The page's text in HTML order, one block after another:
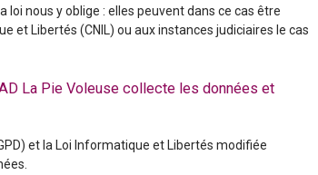
nous y oblige : elles peuvent dans ce cas être
et Libertés (CNIL) ou aux instances judiciaires le cas
La Pie Voleuse collecte les données et
et la Loi Informatique et Libertés modifiée